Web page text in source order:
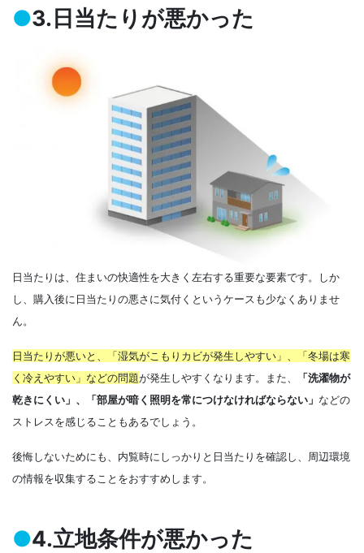
●3.日当たりが悪かった
日当たりは、住まいの快適性を大きく左右する重要な要素です。しか
し、購入後に日当たりの悪さに気付くというケースも少なくありませ
ん。
日当たりが悪いと、「湿気がこもりカビが発生しやすい」、「冬場は寒
く冷えやすい」などの問題が発生しやすくなります。また、
「洗濯物が
乾きにくい」、「部屋が暗く照明を常につけなければならない」 などの
ストレスを感じることもあるでしょう。
後悔しないためにも、内覧時にしっかりと日当たりを確認し、周辺環境
の情報を収集することをおすすめします。
●4.立地条件が悪かった